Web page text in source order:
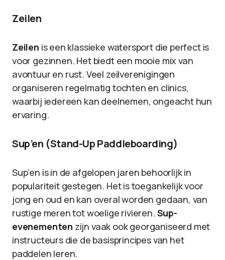
Zeilen
Zeilen is een klassieke watersport die perfect is
voor gezinnen. Het biedt een mooie mix van
avontuur en rust. Veel zeilverenigingen
organiseren regelmatig tochten en clinics,
waarbij iedereen kan deelnemen, ongeacht hun
ervaring.
Sup’en (Stand-Up Paddleboarding)
Sup’en is in de afgelopen jaren behoorlijk in
populariteit gestegen. Het is toegankelijk voor
jong en oud en kan overal worden gedaan, van
rustige meren tot woelige rivieren. Sup-
evenementen zijn vaak ook georganiseerd met
instructeurs die de basisprincipes van het
paddelen leren.